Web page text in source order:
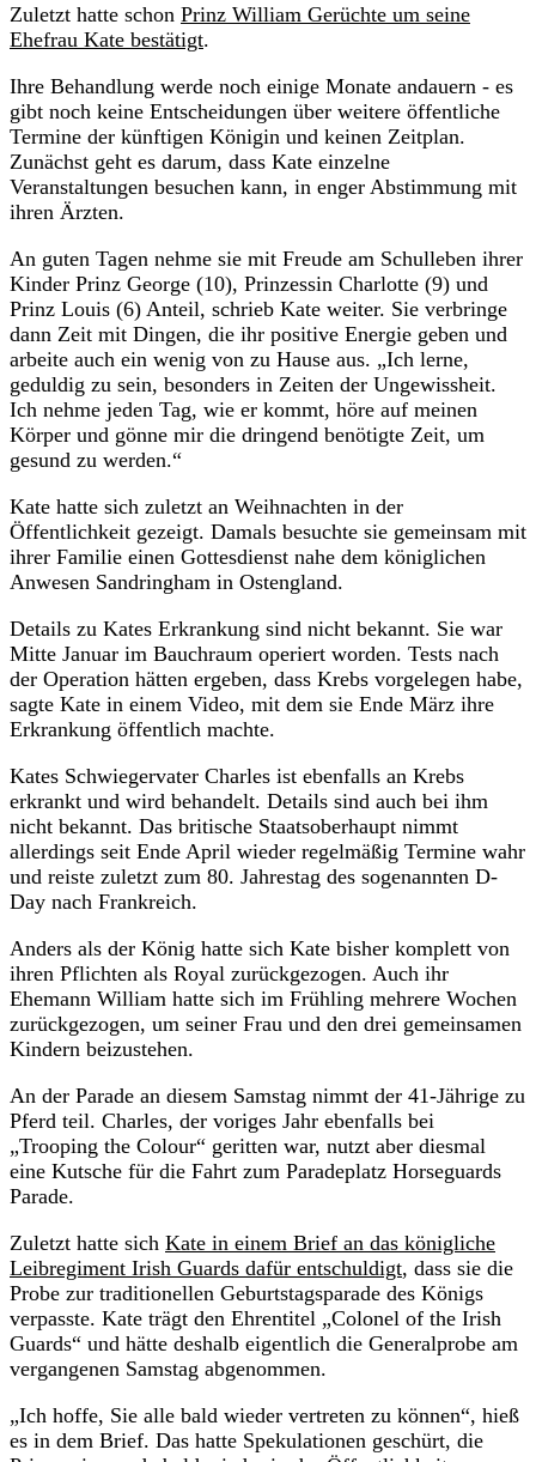
Zuletzt hatte schon Prinz William Gerüchte um seine
Ehefrau Kate bestätigt.
Ihre Behandlung werde noch einige Monate andauern - es
gibt noch keine Entscheidungen über weitere öffentliche
Termine der künftigen Königin und keinen Zeitplan.
Zunächst geht es darum, dass Kate einzelne
Veranstaltungen besuchen kann, in enger Abstimmung mit
ihren Ärzten.
An guten Tagen nehme sie mit Freude am Schulleben ihrer
Kinder Prinz George (10), Prinzessin Charlotte (9) und
Prinz Louis (6) Anteil, schrieb Kate weiter. Sie verbringe
dann Zeit mit Dingen, die ihr positive Energie geben und
arbeite auch ein wenig von zu Hause aus. „Ich lerne,
geduldig zu sein, besonders in Zeiten der Ungewissheit.
Ich nehme jeden Tag, wie er kommt, höre auf meinen
Körper und gönne mir die dringend benötigte Zeit, um
gesund zu werden.“
Kate hatte sich zuletzt an Weihnachten in der
Öffentlichkeit gezeigt. Damals besuchte sie gemeinsam mit
ihrer Familie einen Gottesdienst nahe dem königlichen
Anwesen Sandringham in Ostengland.
Details zu Kates Erkrankung sind nicht bekannt. Sie war
Mitte Januar im Bauchraum operiert worden. Tests nach
der Operation hätten ergeben, dass Krebs vorgelegen habe,
sagte Kate in einem Video, mit dem sie Ende März ihre
Erkrankung öffentlich machte.
Kates Schwiegervater Charles ist ebenfalls an Krebs
erkrankt und wird behandelt. Details sind auch bei ihm
nicht bekannt. Das britische Staatsoberhaupt nimmt
allerdings seit Ende April wieder regelmäßig Termine wahr
und reiste zuletzt zum 80. Jahrestag des sogenannten D-
Day nach Frankreich.
Anders als der König hatte sich Kate bisher komplett von
ihren Pflichten als Royal zurückgezogen. Auch ihr
Ehemann William hatte sich im Frühling mehrere Wochen
zurückgezogen, um seiner Frau und den drei gemeinsamen
Kindern beizustehen.
An der Parade an diesem Samstag nimmt der 41-Jährige zu
Pferd teil. Charles, der voriges Jahr ebenfalls bei
„Trooping the Colour“ geritten war, nutzt aber diesmal
eine Kutsche für die Fahrt zum Paradeplatz Horseguards
Parade.
Zuletzt hatte sich Kate in einem Brief an das königliche
Leibregiment Irish Guards dafür entschuldigt, dass sie die
Probe zur traditionellen Geburtstagsparade des Königs
verpasste. Kate trägt den Ehrentitel „Colonel of the Irish
Guards“ und hätte deshalb eigentlich die Generalprobe am
vergangenen Samstag abgenommen.
„Ich hoffe, Sie alle bald wieder vertreten zu können“, hieß
es in dem Brief. Das hatte Spekulationen geschürt, die